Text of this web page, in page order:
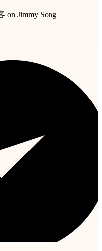
on Jimmy Song